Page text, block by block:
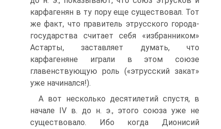
карфагенян в ту пору еще существовал. Тот
же факт, что правитель этрусского города-
государства считает себя «избранником»
Астарты, заставляет думать, что
карфагеняне играли в этом союзе
главенствующую роль («этрусский закат»
уже начинался!).
А вот несколько десятилетий спустя, в
начале IV в. до н. э., этого союза уже не
существовало. Ибо когда Дионисий